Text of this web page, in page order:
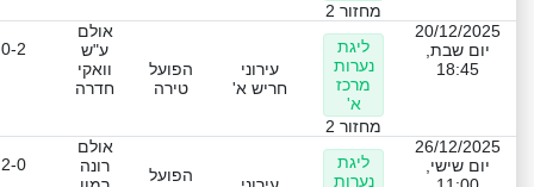
מחזור 2
20/12/2025
יום שבת,
18:45
ליגת
נערות
מרכז
א'
מחזור 2
עירוני
חריש א'
הפועל
טירה
אולם
ע"ש
וואקי
חדרה
0-2
26/12/2025
יום שישי,
ליגת
נערות
הפועל
אולם
רונה
2-0